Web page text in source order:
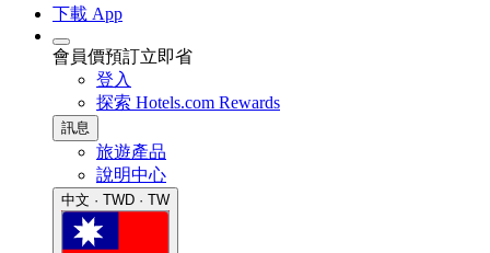
下載 App
會員價預訂立即省
登入
探索 Hotels.com Rewards
訊息
旅遊產品
說明中心
中文 · TWD · TW